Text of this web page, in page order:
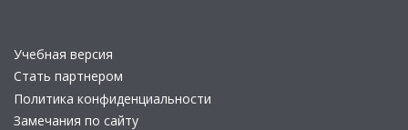
Учебная версия
Стать партнером
Политика конфиденциальности
Замечания по сайту